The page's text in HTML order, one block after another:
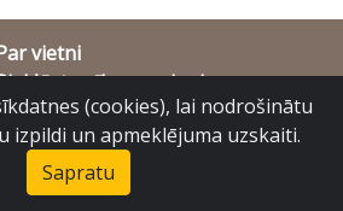
vietni
paziņojums
Latvijas Valsts vēstures arhīvs 2007-2026
iela 16, Rīga, LV – 1048
(cookies), lai nodrošinātu
izpildi un apmeklējuma uzskaiti.
Sapratu